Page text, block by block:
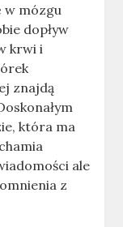
w mózgu
dopływ
krwi i
znajdą
która ma
ale
z